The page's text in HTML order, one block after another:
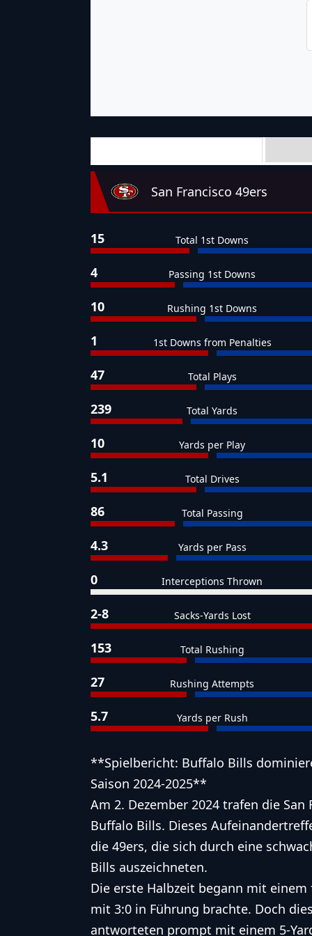
San Francisco 49ers
15 Total 1st Downs
4 Passing 1st Downs
10 Rushing 1st Downs
1 1st Downs from Penalties
47 Total Plays
239 Total Yards
10 Yards per Play
5.1 Total Drives
86 Total Passing
4.3 Yards per Pass
0 Interceptions Thrown
2-8 Sacks-Yards Lost
153 Total Rushing
27 Rushing Attempts
5.7 Yards per Rush
**Spielbericht: Buffalo Bills
Saison 2024-2025**
Am 2. Dezember 2024 trafen die
Buffalo Bills. Dieses
die 49ers, die sich durch eine
Bills auszeichneten.
Die erste Halbzeit begann mit einem
mit 3:0 in Führung brachte. Doch
antworteten prompt mit einem 5-